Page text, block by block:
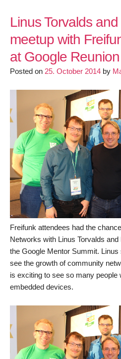
Linus Torvalds
meetup with
at Google Reunion
Posted on 25. October 2014 by
Freifunk attendees had the
Networks with Linus Torvalds
the Google Mentor Summit.
see the growth of community
is exciting to see so many people
embedded devices.